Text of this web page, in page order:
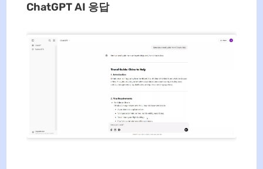
ChatGPT AI 응답